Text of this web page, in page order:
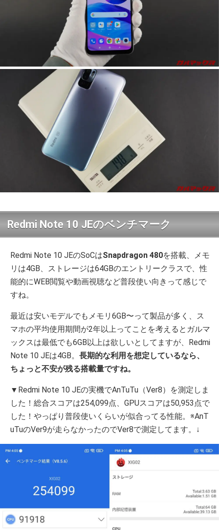
Redmi Note 10 JEのベンチマーク
Redmi Note 10 JEのSoCはSnapdragon 480を搭載、メモ
リは4GB、ストレージは64GBのエントリークラスで、性
能的にWEB閲覧や動画視聴など普段使い向きって感じで
すね。
最近は安いモデルでもメモリ6GB〜って製品が多く、ス
マホの平均使用期間が2年以上ってことを考えるとガルマ
ックスは最低でも6GB以上は欲しいとしてますが、Redmi
Note 10 JEは4GB。長期的な利用を想定しているなら、
ちょっと不安が残る搭載量ですね。
▼Redmi Note 10 JEの実機でAnTuTu（Ver8）を測定しま
した！総合スコアは254,099点、GPUスコアは50,953点で
した！やっぱり普段使いくらいが似合ってる性能。※AnT
uTuのVer9が走らなかったのでVer8で測定してます。↓